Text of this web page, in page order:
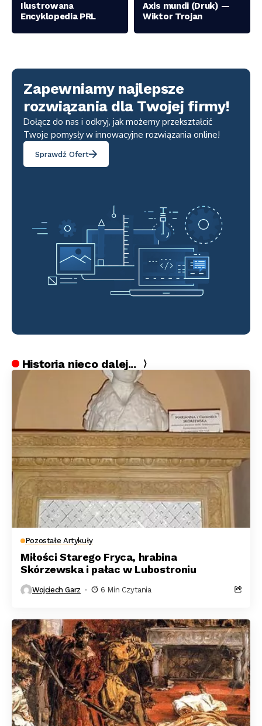
Ilustrowana
Encyklopedia PRL
Axis mundi (Druk) —
Wiktor Trojan
Zapewniamy najlepsze
rozwiązania dla Twojej firmy!
Dołącz do nas i odkryj, jak możemy przekształcić
Twoje pomysły w innowacyjne rozwiązania online!
Sprawdź Ofert
Historia nieco dalej...
Pozostałe Artykuły
Miłości Starego Fryca, hrabina
Skórzewska i pałac w Lubostroniu
Wojciech Garz 6 Min Czytania